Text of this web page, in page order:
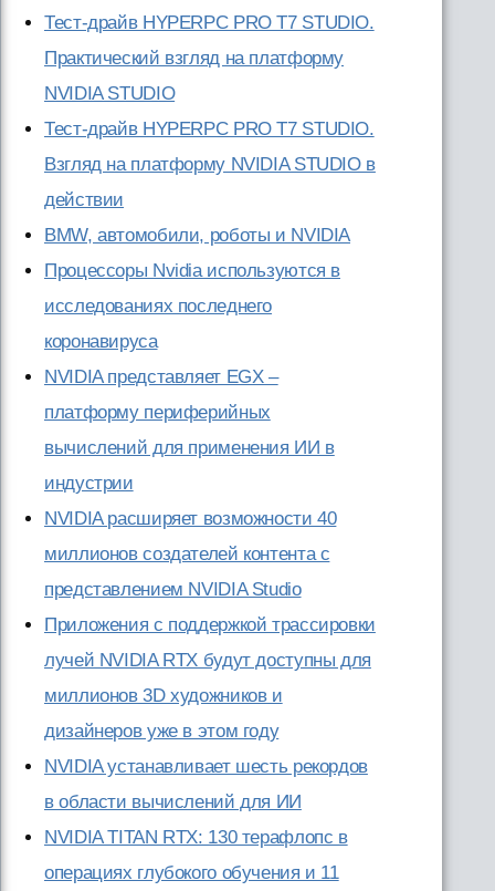
Тест-драйв HYPERPC PRO T7 STUDIO.
Практический взгляд на платформу
NVIDIA STUDIO
Тест-драйв HYPERPC PRO T7 STUDIO.
Взгляд на платформу NVIDIA STUDIO в
действии
BMW, автомобили, роботы и NVIDIA
Процессоры Nvidia используются в
исследованиях последнего
коронавируса
NVIDIA представляет EGX –
платформу периферийных
вычислений для применения ИИ в
индустрии
NVIDIA расширяет возможности 40
миллионов создателей контента с
представлением NVIDIA Studio
Приложения с поддержкой трассировки
лучей NVIDIA RTX будут доступны для
миллионов 3D художников и
дизайнеров уже в этом году
NVIDIA устанавливает шесть рекордов
в области вычислений для ИИ
NVIDIA TITAN RTX: 130 терафлопс в
операциях глубокого обучения и 11